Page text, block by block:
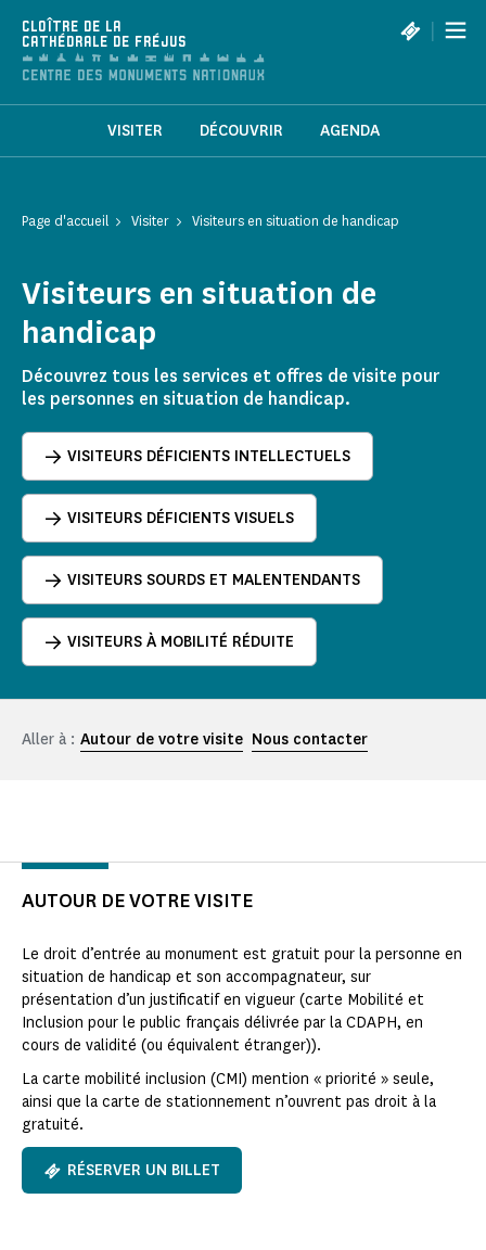
CLOÎTRE DE LA
CATHÉDRALE DE FRÉJUS
|
VISITER DÉCOUVRIR AGENDA
Page d'accueil Visiter Visiteurs en situation de handicap
Visiteurs en situation de
handicap
Découvrez tous les services et offres de visite pour
les personnes en situation de handicap.
VISITEURS DÉFICIENTS INTELLECTUELS
VISITEURS DÉFICIENTS VISUELS
VISITEURS SOURDS ET MALENTENDANTS
VISITEURS À MOBILITÉ RÉDUITE
Aller à : Autour de votre visite Nous contacter
AUTOUR DE VOTRE VISITE
Le droit d’entrée au monument est gratuit pour la personne en
situation de handicap et son accompagnateur, sur
présentation d’un justificatif en vigueur (carte Mobilité et
Inclusion pour le public français délivrée par la CDAPH, en
cours de validité (ou équivalent étranger)).
La carte mobilité inclusion (CMI) mention « priorité » seule,
ainsi que la carte de stationnement n’ouvrent pas droit à la
gratuité.
RÉSERVER UN BILLET